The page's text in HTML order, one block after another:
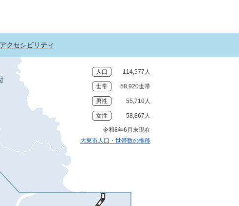
クセシビリティ
人口 114,577人
世帯 58,920世帯
男性 55,710人
女性 58,867人
令和8年6月末現在
大東市人口・世帯数の推移